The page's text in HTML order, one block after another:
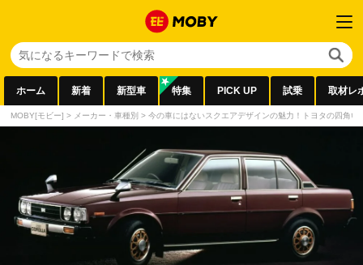
ホーム 新着 新型車 特集 PICK UP 試乗 取材レ
MOBY[モビー] > メーカー・車種別 > 今の車にはないスクエアデザインの魅力！トヨタの四角い